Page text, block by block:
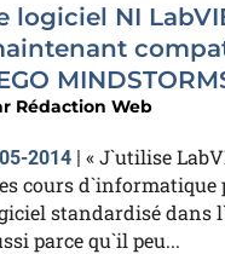
logiciel NI
Rédaction Web
2014 | « J`utilise
cours d`informatique
standardisé dans
parce qu`il peu...